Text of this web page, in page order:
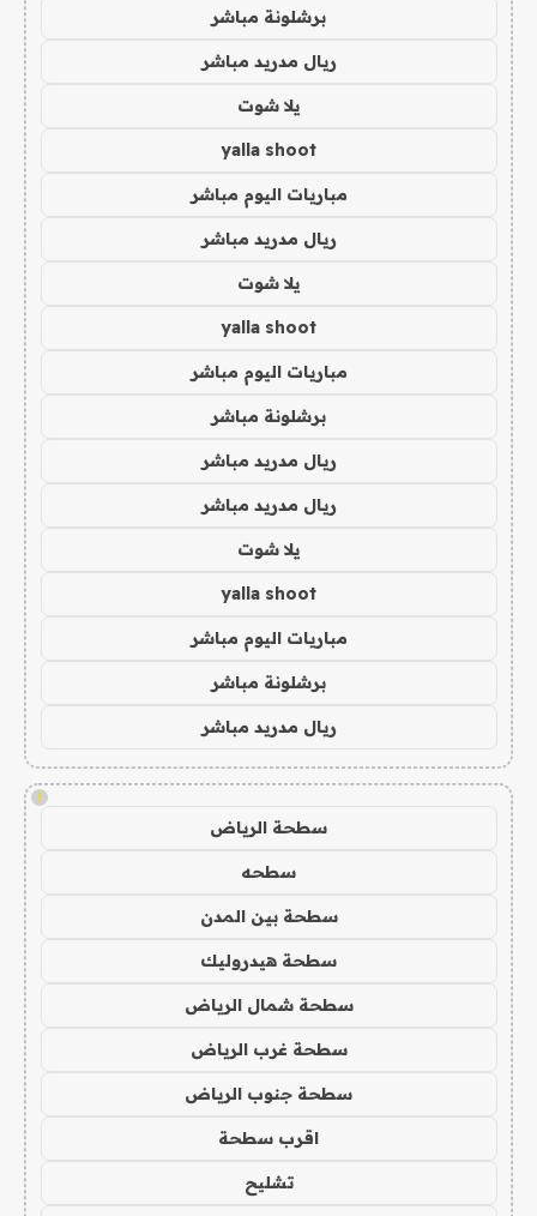
برشلونة مباشر
ريال مدريد مباشر
يلا شوت
yalla shoot
مباريات اليوم مباشر
ريال مدريد مباشر
يلا شوت
yalla shoot
مباريات اليوم مباشر
برشلونة مباشر
ريال مدريد مباشر
ريال مدريد مباشر
يلا شوت
yalla shoot
مباريات اليوم مباشر
برشلونة مباشر
ريال مدريد مباشر
!
سطحة الرياض
سطحه
سطحة بين المدن
سطحة هيدروليك
سطحة شمال الرياض
سطحة غرب الرياض
سطحة جنوب الرياض
اقرب سطحة
تشليح